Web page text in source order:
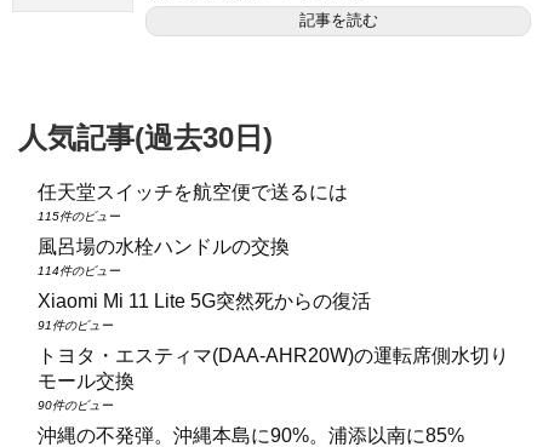
記事を読む
人気記事(過去30日)
任天堂スイッチを航空便で送るには
115件のビュー
風呂場の水栓ハンドルの交換
114件のビュー
Xiaomi Mi 11 Lite 5G突然死からの復活
91件のビュー
トヨタ・エスティマ(DAA‑AHR20W)の運転席側水切り
モール交換
90件のビュー
沖縄の不発弾。沖縄本島に90%。浦添以南に85%